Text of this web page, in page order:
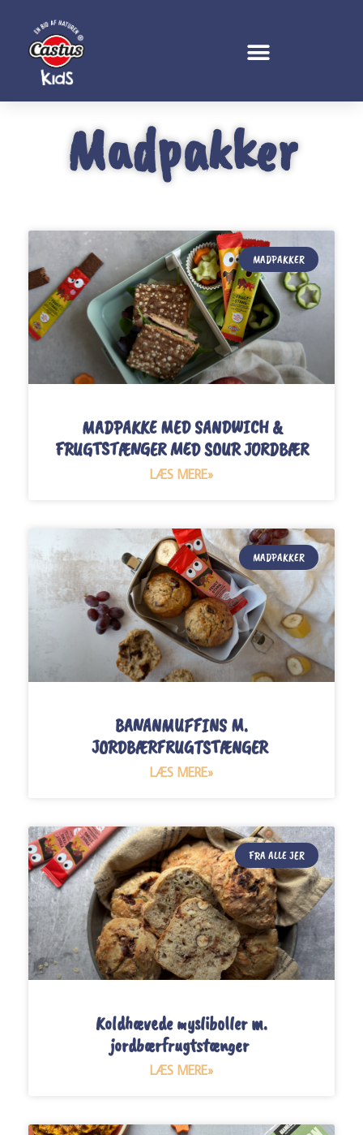
Madpakker
MADPAKKER
MADPAKKE MED SANDWICH &
FRUGTSTÆNGER MED SOUR JORDBÆR
LÆS MERE»
MADPAKKER
BANANMUFFINS M.
JORDBÆRFRUGTSTÆNGER
LÆS MERE»
FRA ALLE JER
Koldhævede mysliboller m.
jordbærfrugtstænger
LÆS MERE»